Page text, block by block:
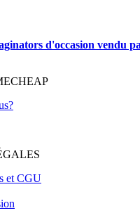
d'occasion vendu
et CGU